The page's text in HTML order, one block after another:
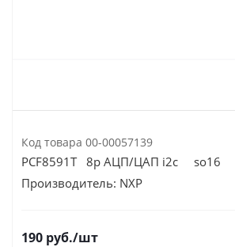
Код товара 00-00057139
PCF8591T 8р АЦП/ЦАП i2c so16
Производитель: NXP
190 руб./шт